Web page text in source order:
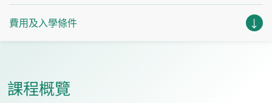
費用及入學條件
課程概覽